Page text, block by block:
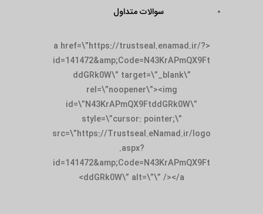
سوالات متداول
<a href=\”https://trustseal.enamad.ir/?
id=141472&amp;Code=N43KrAPmQX9Ft
ddGRk0W\” target=\”_blank\”
rel=\”noopener\”><img
id=\”N43KrAPmQX9FtddGRk0W\”
style=\”cursor: pointer;\”
src=\”https://Trustseal.eNamad.ir/logo
.aspx?
id=141472&amp;Code=N43KrAPmQX9Ft
ddGRk0W\” alt=\”\” /></a>